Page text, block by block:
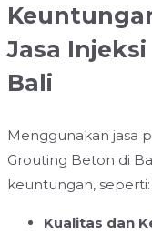
Jasa
Bali
Menggunakan jasa
Grouting Beton di
keuntungan, seperti:
Kualitas dan